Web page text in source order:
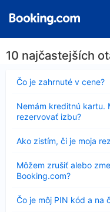
10 najčastejších
Čo je zahrnuté v cene?
Nezobrazuje
sa
Nemám kreditnú kartu.
rezervovať izbu?
sa
Ako zistím, či je moja
sa
Môžem zrušiť alebo
Booking.com?
sa
Čo je môj PIN kód a na
Nezobrazuje
sa